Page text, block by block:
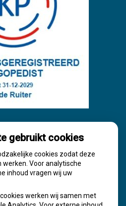
gebruikt cookies
cookies zodat deze
werken. Voor analytische
inhoud vragen wij uw
werken wij samen met